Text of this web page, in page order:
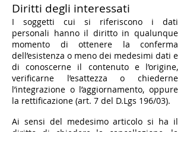
Diritti degli interessati
​I soggetti cui si riferiscono i dati
personali hanno il diritto in qualunque
momento di ottenere la conferma
dell’esistenza o meno dei medesimi dati e
di conoscerne il contenuto e l’origine,
verificarne l’esattezza o chiederne
l’integrazione o l’aggiornamento, oppure
la rettificazione (art. 7 del D.Lgs 196/03).
Ai sensi del medesimo articolo si ha il
diritto di chiedere la cancellazione, la